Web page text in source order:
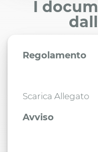
I
Regolamento
Scarica Allegato
Avviso